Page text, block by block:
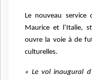
Le nouveau service
Maurice et l’Italie,
ouvre la voie à de
culturelles.
« Le vol inaugural